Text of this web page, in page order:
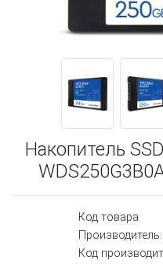
Накопитель
Код товара:
Производитель:
Код